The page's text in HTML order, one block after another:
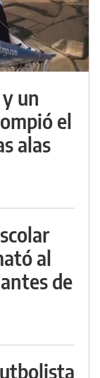
un
el
alas
al
de